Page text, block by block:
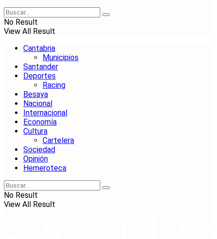
No Result
View All Result
Cantabria
Municipios
Santander
Deportes
Racing
Besaya
Nacional
Internacional
Economía
Cultura
Cartelera
Sociedad
Opinión
Hemeroteca
No Result
View All Result